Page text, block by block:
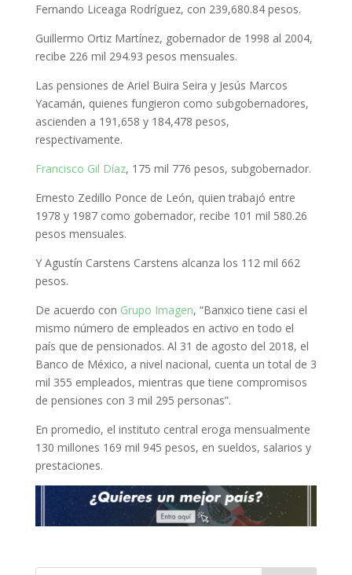
Fernando Liceaga Rodríguez, con 239,680.84 pesos.
Guillermo Ortiz Martínez, gobernador de 1998 al 2004,
recibe 226 mil 294.93 pesos mensuales.
Las pensiones de Ariel Buira Seira y Jesús Marcos
Yacamán, quienes fungieron como subgobernadores,
ascienden a 191,658 y 184,478 pesos,
respectivamente.
Francisco Gil Díaz, 175 mil 776 pesos, subgobernador.
Ernesto Zedillo Ponce de León, quien trabajó entre
1978 y 1987 como gobernador, recibe 101 mil 580.26
pesos mensuales.
Y Agustín Carstens Carstens alcanza los 112 mil 662
pesos.
De acuerdo con Grupo Imagen, “Banxico tiene casi el
mismo número de empleados en activo en todo el
país que de pensionados. Al 31 de agosto del 2018, el
Banco de México, a nivel nacional, cuenta un total de 3
mil 355 empleados, mientras que tiene compromisos
de pensiones con 3 mil 295 personas”.
En promedio, el instituto central eroga mensualmente
130 millones 169 mil 945 pesos, en sueldos, salarios y
prestaciones.